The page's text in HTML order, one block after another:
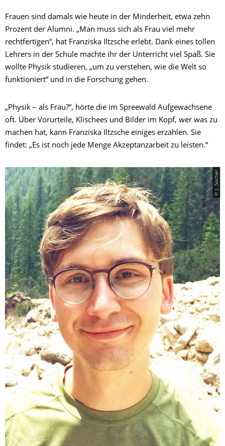
Frauen sind damals wie heute in der Minderheit, etwa zehn
Prozent der Alumni. „Man muss sich als Frau viel mehr
rechtfertigen“, hat Franziska Iltzsche erlebt. Dank eines tollen
Lehrers in der Schule machte ihr der Unterricht viel Spaß. Sie
wollte Physik studieren, „um zu verstehen, wie die Welt so
funktioniert“ und in die Forschung gehen.
„Physik – als Frau?“, hörte die im Spreewald Aufgewachsene
oft. Über Vorurteile, Klischees und Bilder im Kopf, wer was zu
machen hat, kann Franziska Iltzsche einiges erzählen. Sie
findet: „Es ist noch jede Menge Akzeptanzarbeit zu leisten.“
© J. Socher